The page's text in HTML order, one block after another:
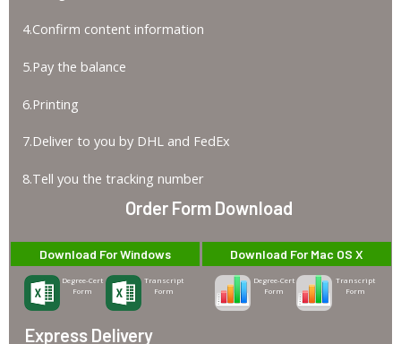
4.Confirm content information
5.Pay the balance
6.Printing
7.Deliver to you by DHL and FedEx
8.Tell you the tracking number
Order Form Download
Download For Windows
Degree-Cert
Form
Transcript
Form
Download For Mac OS X
Degree-Cert
Form
Transcript
Form
Express Delivery